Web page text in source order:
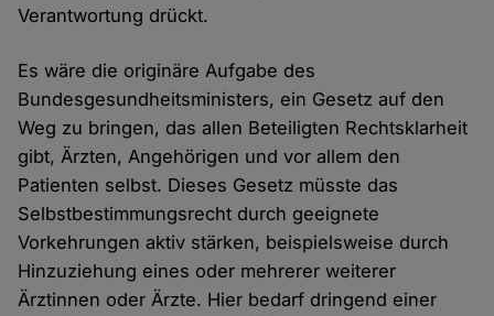
Verantwortung drückt.
Es wäre die originäre Aufgabe des
Bundesgesundheitsministers, ein Gesetz auf den
Weg zu bringen, das allen Beteiligten Rechtsklarheit
gibt, Ärzten, Angehörigen und vor allem den
Patienten selbst. Dieses Gesetz müsste das
Selbstbestimmungsrecht durch geeignete
Vorkehrungen aktiv stärken, beispielsweise durch
Hinzuziehung eines oder mehrerer weiterer
Ärztinnen oder Ärzte. Hier bedarf dringend einer